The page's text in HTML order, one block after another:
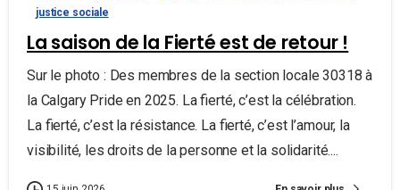
justice sociale
La saison de la Fierté est de retour !
Sur le photo : Des membres de la section locale 30318 à
la Calgary Pride en 2025. La fierté, c’est la célébration.
La fierté, c’est la résistance. La fierté, c’est l’amour, la
visibilité, les droits de la personne et la solidarité....